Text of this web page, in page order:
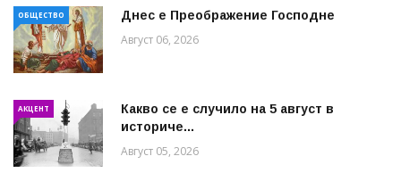
ОБЩЕСТВО Днес е Преображение Господне
Август 06, 2026
АКЦЕНТ
Какво се е случило на 5 август в
историче...
Август 05, 2026